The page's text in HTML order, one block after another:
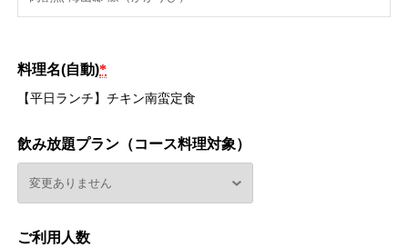
料理名(自動)*
【平日ランチ】チキン南蛮定食
飲み放題プラン（コース料理対象）
ご利用人数